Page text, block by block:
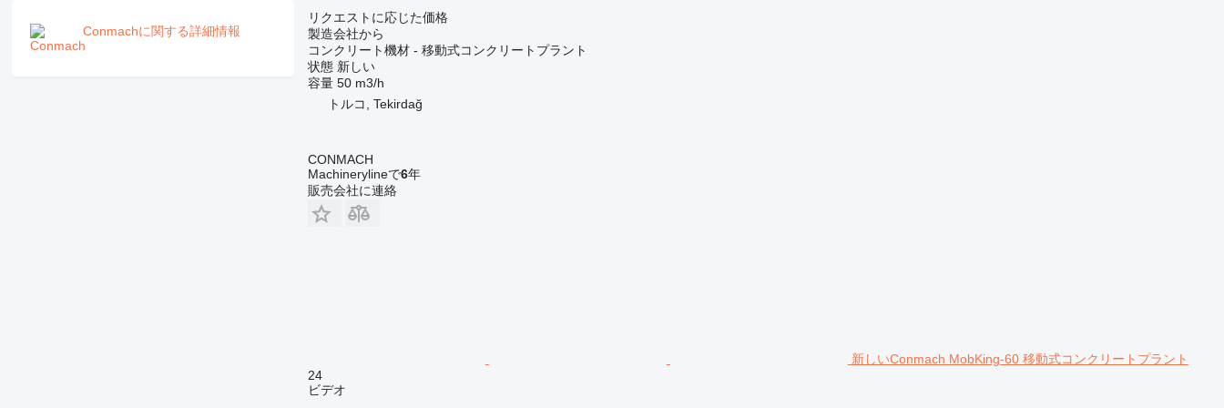
Conmachに関する詳細情報
リクエストに応じた価格
製造会社から
コンクリート機材 - 移動式コンクリートプラント
状態新しい
容量 50 m3/h
トルコ, Tekirdağ
CONMACH
Machinerylineで6年
販売会社に連絡
新しいConmach MobKing-60 移動式コンクリートプラント
24
ビデオ